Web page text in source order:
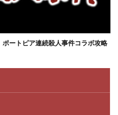
ートピア連続殺人事件コラボ攻略